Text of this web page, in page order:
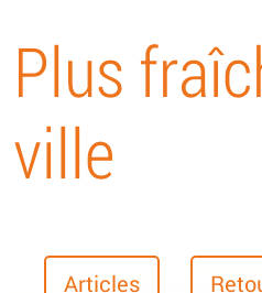
Plus
ville
Articles